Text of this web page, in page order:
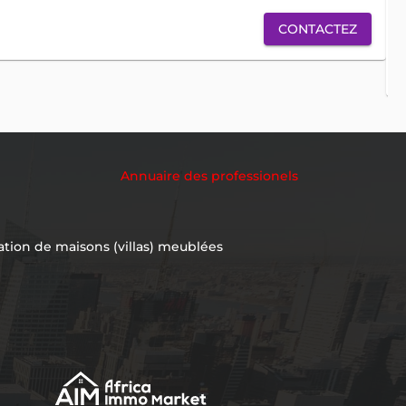
CONTACTEZ
Annuaire des professionels
de maisons (villas) meublées